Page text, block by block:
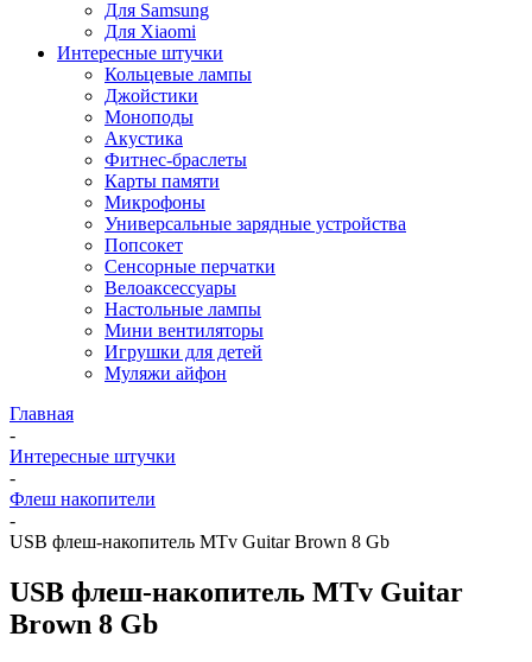
Для Samsung
Для Xiaomi
Интересные штучки
Кольцевые лампы
Джойстики
Моноподы
Акустика
Фитнес-браслеты
Карты памяти
Микрофоны
Универсальные зарядные устройства
Попсокет
Сенсорные перчатки
Велоаксессуары
Настольные лампы
Мини вентиляторы
Игрушки для детей
Муляжи айфон
Главная
-
Интересные штучки
-
Флеш накопители
-
USB флеш-накопитель MTv Guitar Brown 8 Gb
USB флеш-накопитель MTv Guitar
Brown 8 Gb